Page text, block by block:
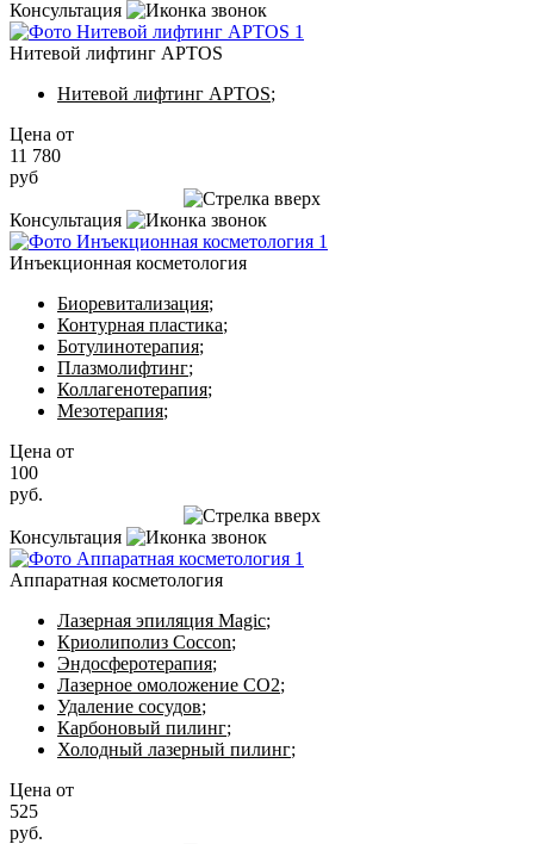
Консультация
Нитевой лифтинг APTOS
Нитевой лифтинг APTOS;
Цена от
11 780
руб
Консультация
Инъекционная косметология
Биоревитализация;
Контурная пластика;
Ботулинотерапия;
Плазмолифтинг;
Коллагенотерапия;
Мезотерапия;
Цена от
100
руб.
Консультация
Аппаратная косметология
Лазерная эпиляция Magic;
Криолиполиз Coccon;
Эндосферотерапия;
Лазерное омоложение CO2;
Удаление сосудов;
Карбоновый пилинг;
Холодный лазерный пилинг;
Цена от
525
руб.